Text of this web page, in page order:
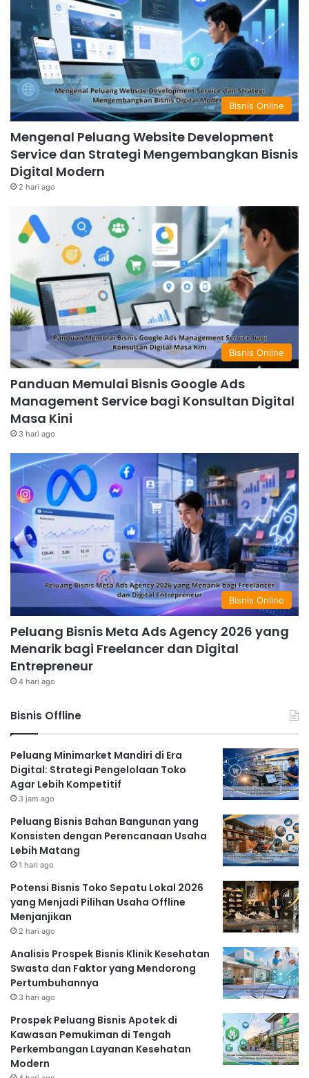
Bisnis Online
Mengenal Peluang Website Development
Service dan Strategi Mengembangkan Bisnis
Digital Modern
2 hari ago
Bisnis Online
Panduan Memulai Bisnis Google Ads
Management Service bagi Konsultan Digital
Masa Kini
3 hari ago
Bisnis Online
Peluang Bisnis Meta Ads Agency 2026 yang
Menarik bagi Freelancer dan Digital
Entrepreneur
4 hari ago
Bisnis Offline
Peluang Minimarket Mandiri di Era
Digital: Strategi Pengelolaan Toko
Agar Lebih Kompetitif
3 jam ago
Peluang Bisnis Bahan Bangunan yang
Konsisten dengan Perencanaan Usaha
Lebih Matang
1 hari ago
Potensi Bisnis Toko Sepatu Lokal 2026
yang Menjadi Pilihan Usaha Offline
Menjanjikan
2 hari ago
Analisis Prospek Bisnis Klinik Kesehatan
Swasta dan Faktor yang Mendorong
Pertumbuhannya
3 hari ago
Prospek Peluang Bisnis Apotek di
Kawasan Pemukiman di Tengah
Perkembangan Layanan Kesehatan
Modern